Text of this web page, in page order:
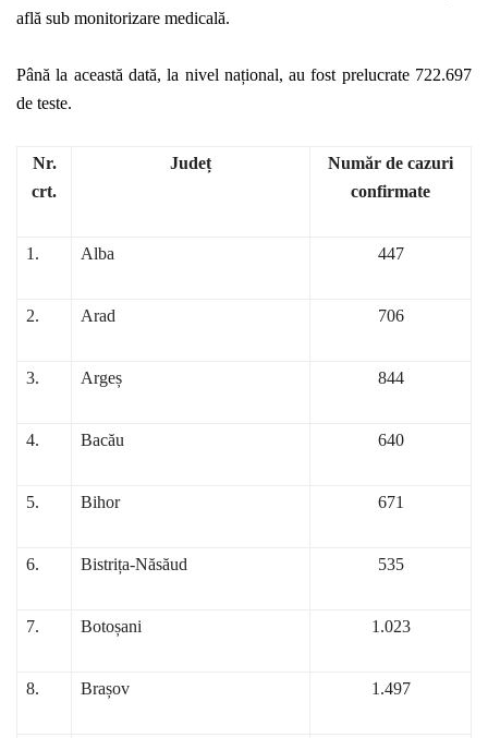
află sub monitorizare medicală.
Până la această dată, la nivel național, au fost prelucrate 722.697
de teste.
Nr.
crt.
Județ
Număr de cazuri
confirmate
1. Alba 447
2. Arad 706
3. Argeș 844
4. Bacău 640
5. Bihor 671
6. Bistrița-Năsăud 535
7. Botoșani 1.023
8. Brașov 1.497